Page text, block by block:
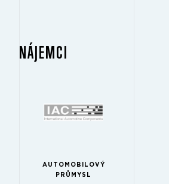
NÁJEMCI
AUTOMOBILOVÝ
PRŮMYSL